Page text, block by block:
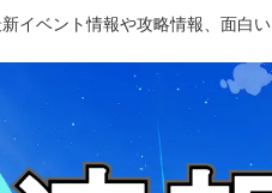
イベント情報や攻略情報、面白